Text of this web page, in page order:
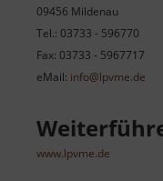
09456 Mildenau
Tel.: 03733 - 596770
Fax: 03733 - 5967717
eMail: info@lpvme.de
www.lpvme.de